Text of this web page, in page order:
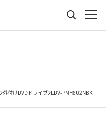
外付けDVDドライブ LDV-PMH8U2NBK